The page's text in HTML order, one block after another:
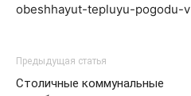
obeshhayut-tepluyu-pogodu-
Предыдущая статья
Столичные коммунальные